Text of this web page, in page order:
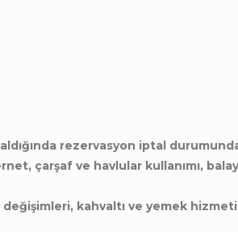
rezervasyon iptal
çarşaf ve havlular kullanımı,
kahvaltı ve yemek hizmeti